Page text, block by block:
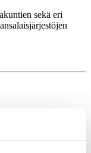
sekä eri